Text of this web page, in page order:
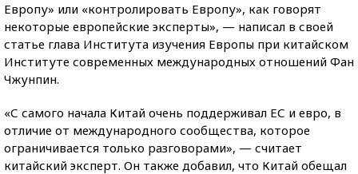
Европу» или «контролировать Европу», как говорят
некоторые европейские эксперты», — написал в своей
статье глава Института изучения Европы при китайском
Институте современных международных отношений Фан
Чжунпин.
«С самого начала Китай очень поддерживал ЕС и евро, в
отличие от международного сообщества, которое
ограничивается только разговорами», — считает
китайский эксперт. Он также добавил, что Китай обещал